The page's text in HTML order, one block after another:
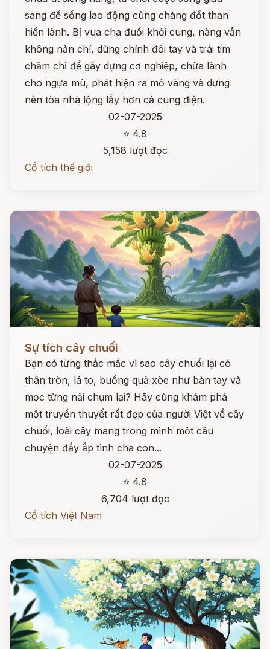
sang để sống lao động cùng chàng đốt than
hiền lành. Bị vua cha đuổi khỏi cung, nàng vẫn
không nản chí, dùng chính đôi tay và trái tim
chăm chỉ để gây dựng cơ nghiệp, chữa lành
cho ngựa mù, phát hiện ra mỏ vàng và dựng
nên tòa nhà lộng lẫy hơn cả cung điện.
02-07-2025
⭐ 4.8
5,158 lượt đọc
Cổ tích thế giới
Sự tích cây chuối
Bạn có từng thắc mắc vì sao cây chuối lại có
thân tròn, lá to, buồng quả xòe như bàn tay và
mọc từng nải chụm lại? Hãy cùng khám phá
một truyền thuyết rất đẹp của người Việt về cây
chuối, loài cây mang trong mình một câu
chuyện đầy ắp tình cha con...
02-07-2025
⭐ 4.8
6,704 lượt đọc
Cổ tích Việt Nam